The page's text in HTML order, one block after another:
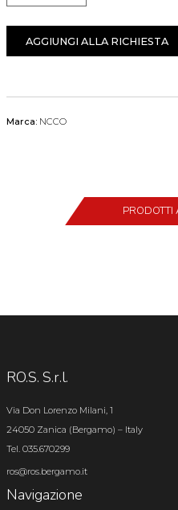
AGGIUNGI ALLA RICHIESTA
Marca: NCCO
PRODOTTI
RO.S. S.r.l.
Via Don Lorenzo Milani, 1
24050 Zanica (Bergamo) – Italy
Tel. 035.670299
ros@ros.bergamo.it
Navigazione